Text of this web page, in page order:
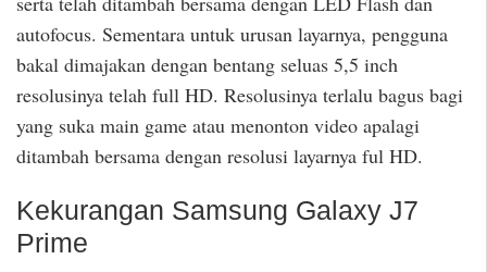
autofocus. Sementara untuk urusan layarnya, pengguna
bakal dimajakan dengan bentang seluas 5,5 inch
resolusinya telah full HD. Resolusinya terlalu bagus bagi
yang suka main game atau menonton video apalagi
ditambah bersama dengan resolusi layarnya ful HD.
Kekurangan Samsung Galaxy J7
Prime